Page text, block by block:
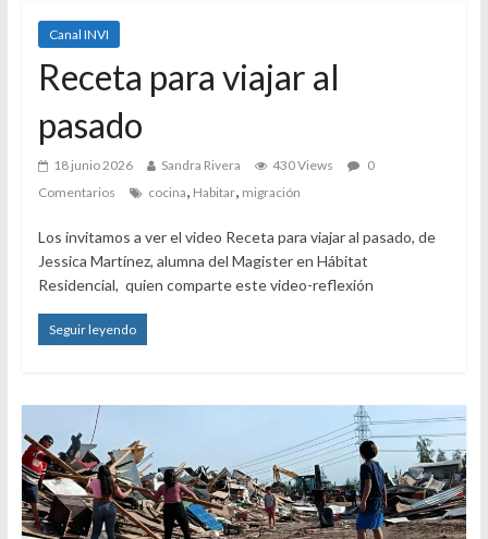
Canal INVI
Receta para viajar al
pasado
18 junio 2026 Sandra Rivera 430 Views
0
Comentarios
cocina, Habitar, migración
Los invitamos a ver el video Receta para viajar al pasado, de
Jessica Martínez, alumna del Magister en Hábitat
Residencial, quien comparte este video-reflexión
Seguir leyendo